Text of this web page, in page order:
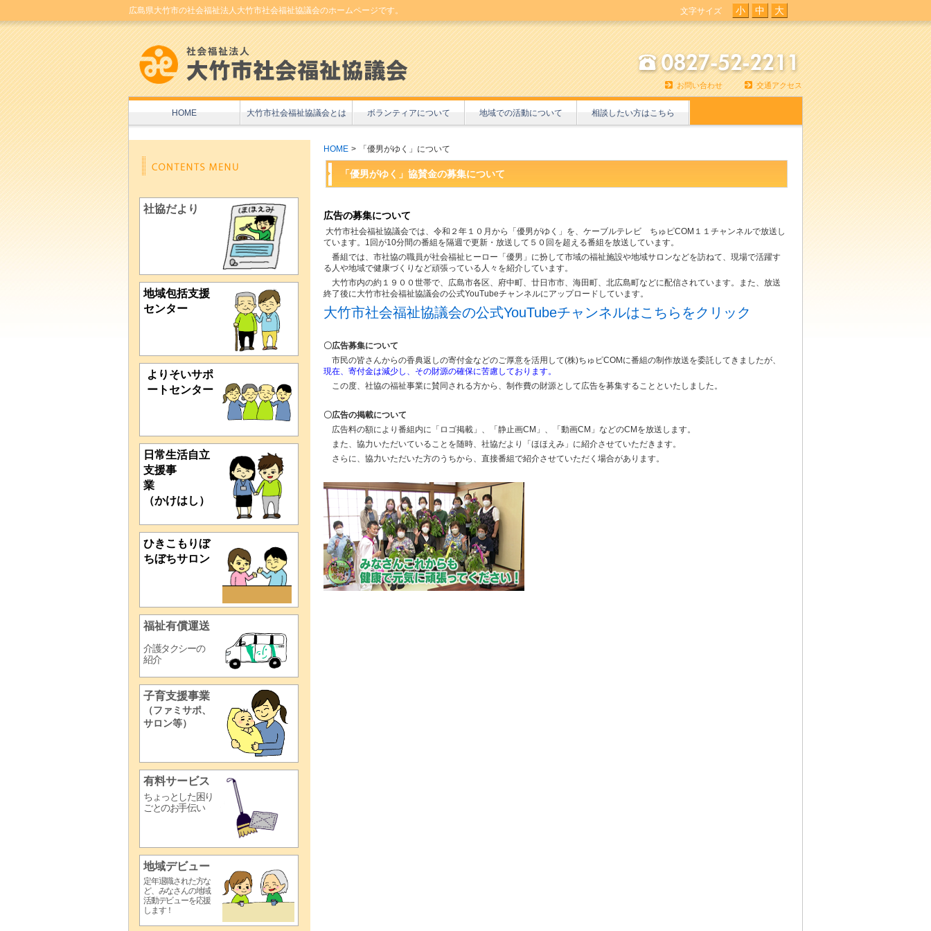
広島県大竹市の社会福祉法人大竹市社会福祉協議会のホームページです。 文字サイズ 大
中
小
交通アクセス
お問い合わせ
HOME 大竹市社会福祉協議会とは ボランティアについて 地域での活動について 相談したい方はこちら
社協だより
地域包括支援
センター
よりそいサポ
ートセンター
日常生活自立
支援事
業
（かけはし）
ひきこもりぼ
ちぼちサロン
福祉有償運送
介護タクシーの
紹介
子育支援事業
（ファミサポ、
サロン等）
有料サービス
ちょっとした困り
ごとのお手伝い
地域デビュー
定年退職された方な
ど、みなさんの地域
活動デビューを応援
します！
HOME > 「優男がゆく」について
「優男がゆく」協賛金の募集について
広告の募集について
大竹市社会福祉協議会では、令和２年１０月から「優男がゆく」を、ケーブルテレビ ちゅピCOM１１チャンネルで放送し
ています。1回が10分間の番組を隔週で更新・放送して５０回を超える番組を放送しています。
番組では、市社協の職員が社会福祉ヒーロー「優男」に扮して市域の福祉施設や地域サロンなどを訪ねて、現場で活躍す
る人や地域で健康づくりなど頑張っている人々を紹介しています。
大竹市内の約１９００世帯で、広島市各区、府中町、廿日市市、海田町、北広島町などに配信されています。また、放送
終了後に大竹市社会福祉協議会の公式YouTubeチャンネルにアップロードしています。
大竹市社会福祉協議会の公式YouTubeチャンネルはこちらをクリック
〇広告募集について
市民の皆さんからの香典返しの寄付金などのご厚意を活用して(株)ちゅピCOMに番組の制作放送を委託してきましたが、
現在、寄付金は減少し、その財源の確保に苦慮しております。
この度、社協の福祉事業に賛同される方から、制作費の財源として広告を募集することといたしました。
〇広告の掲載について
広告料の額により番組内に「ロゴ掲載」、「静止画CM」、「動画CM」などのCMを放送します。
また、協力いただいていることを随時、社協だより「ほほえみ」に紹介させていただきます。
さらに、協力いただいた方のうちから、直接番組で紹介させていただく場合があります。